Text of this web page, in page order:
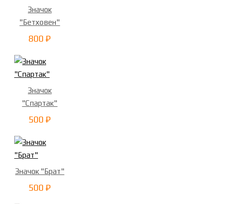
Значок
"Бетховен"
800 ₽
Значок
"Спартак"
500 ₽
Значок "Брат"
500 ₽